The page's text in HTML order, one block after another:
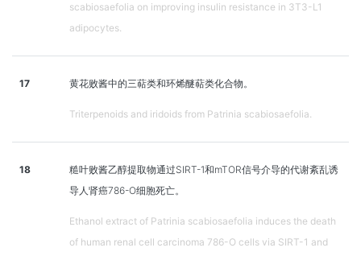
scabiosaefolia on improving insulin resistance in 3T3-L1
adipocytes.
17 黄花败酱中的三萜类和环烯醚萜类化合物。
Triterpenoids and iridoids from Patrinia scabiosaefolia.
18
糙叶败酱乙醇提取物通过SIRT-1和mTOR信号介导的代谢紊乱诱
导人肾癌786-O细胞死亡。
Ethanol extract of Patrinia scabiosaefolia induces the death
of human renal cell carcinoma 786-O cells via SIRT-1 and